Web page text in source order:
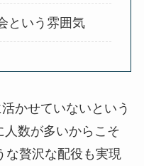
という雰囲気
かせていないという
数が多いからこそ
な贅沢な配役も実現